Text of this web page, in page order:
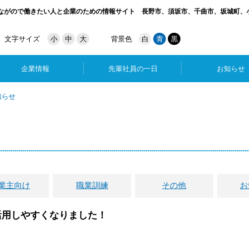
がので働きたい人と企業のための情報サイト 長野市、須坂市、千曲市、坂城町
文字サイズ 小 中 大 背景色 白 青 黒
企業情報 先輩社員の一日 お知らせ
らせ
主向け 職業訓練 その他
しやすくなりました！